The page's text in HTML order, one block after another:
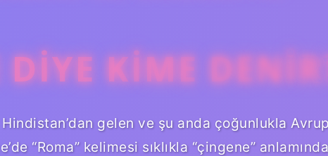
DIYE KIME
gelen ve şu anda çoğunlukla
“Roma” kelimesi sıklıkla “çingene”